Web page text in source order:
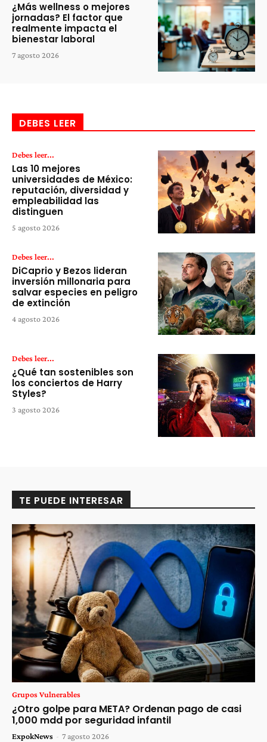
¿Más wellness o mejores
jornadas? El factor que
realmente impacta el
bienestar laboral
7 agosto 2026
DEBES LEER
Debes leer...
Las 10 mejores
universidades de México:
reputación, diversidad y
empleabilidad las
distinguen
5 agosto 2026
Debes leer...
DiCaprio y Bezos lideran
inversión millonaria para
salvar especies en peligro
de extinción
4 agosto 2026
Debes leer...
¿Qué tan sostenibles son
los conciertos de Harry
Styles?
3 agosto 2026
TE PUEDE INTERESAR
Grupos Vulnerables
¿Otro golpe para META? Ordenan pago de casi
1,000 mdd por seguridad infantil
ExpokNews - 7 agosto 2026